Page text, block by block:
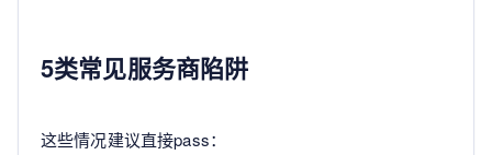
5类常见服务商陷阱
这些情况建议直接pass：